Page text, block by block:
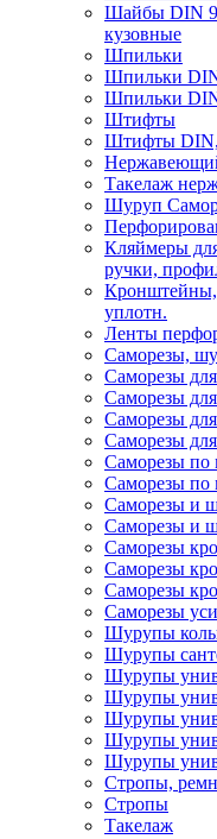
Шайбы DIN
кузовные
Шпильки
Шпильки
Шпильки DIN
Штифты
Штифты
Такелаж
Шуруп
Кляймеры
ручки,
Кронштейны,
уплотн.
Ленты
Саморезы,
Саморезы
Саморезы
Саморезы
Саморезы
Саморезы по
Саморезы по
Саморезы и
Саморезы и
Саморезы
Саморезы
Саморезы
Саморезы
Шурупы
Шурупы
Шурупы
Шурупы
Шурупы
Шурупы
Шурупы
Стропы,
Стропы
Такелаж